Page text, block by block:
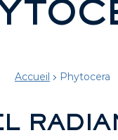
Accueil Phytocera